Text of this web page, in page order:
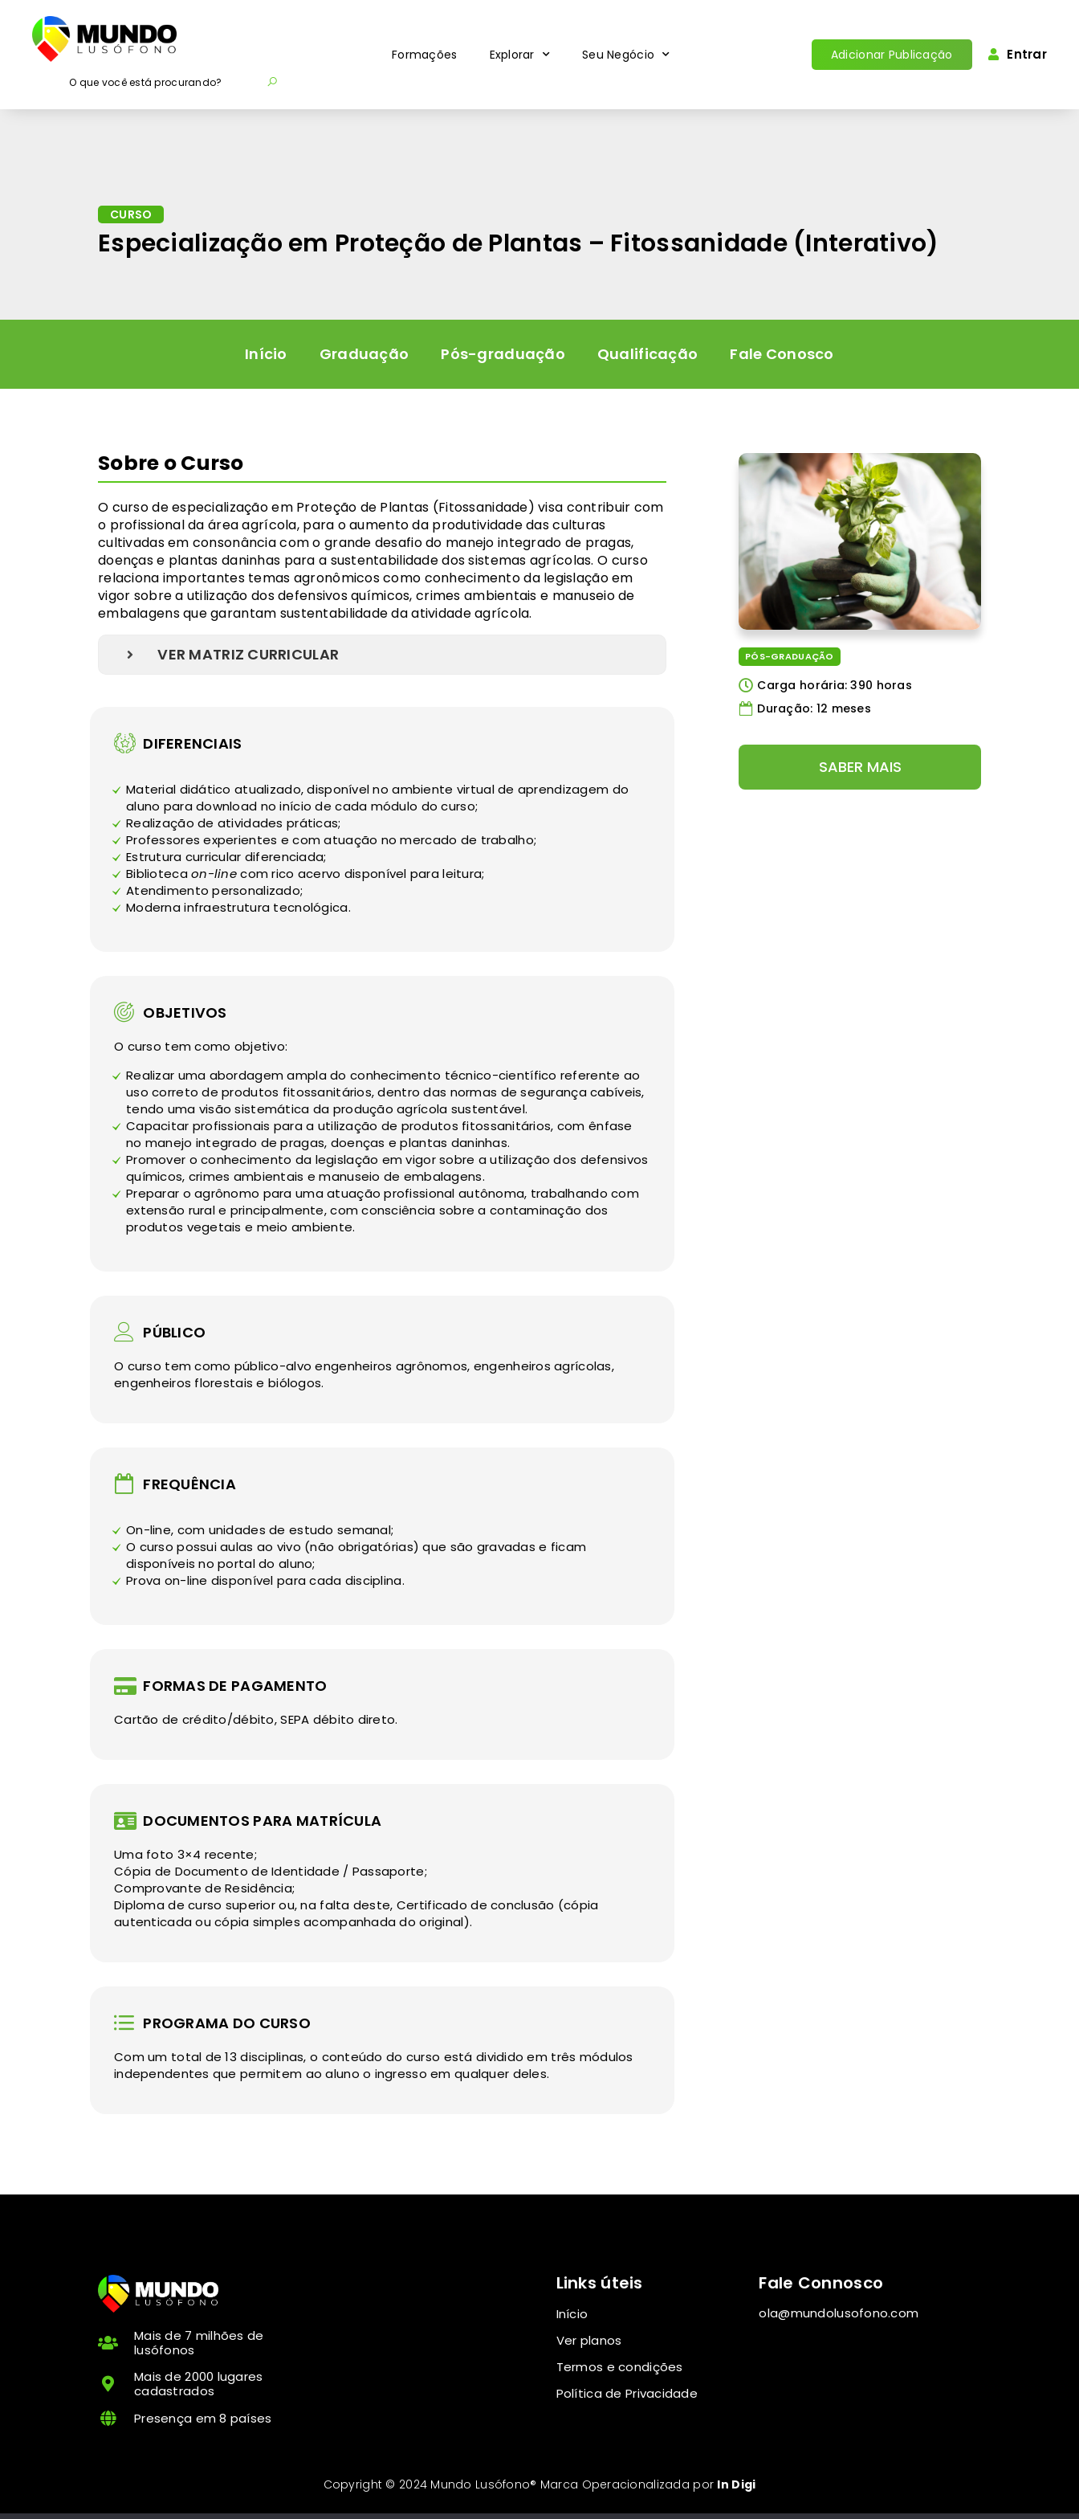
O que você está procurando?
Formações Explorar Seu Negócio Adicionar Publicação Entrar
CURSO
Especialização em Proteção de Plantas – Fitossanidade (Interativo)
Início Graduação Pós-graduação Qualificação Fale Conosco
Sobre o Curso
O curso de especialização em Proteção de Plantas (Fitossanidade) visa contribuir com
o profissional da área agrícola, para o aumento da produtividade das culturas
cultivadas em consonância com o grande desafio do manejo integrado de pragas,
doenças e plantas daninhas para a sustentabilidade dos sistemas agrícolas. O curso
relaciona importantes temas agronômicos como conhecimento da legislação em
vigor sobre a utilização dos defensivos químicos, crimes ambientais e manuseio de
embalagens que garantam sustentabilidade da atividade agrícola.
VER MATRIZ CURRICULAR
DIFERENCIAIS
Material didático atualizado, disponível no ambiente virtual de aprendizagem do
aluno para download no início de cada módulo do curso;
Realização de atividades práticas;
Professores experientes e com atuação no mercado de trabalho;
Estrutura curricular diferenciada;
Bibliotecaon-linecom rico acervo disponível para leitura;
Atendimento personalizado;
Moderna infraestrutura tecnológica.
OBJETIVOS
O curso tem como objetivo:
Realizar uma abordagem ampla do conhecimento técnico-científico referente ao
uso correto de produtos fitossanitários, dentro das normas de segurança cabíveis,
tendo uma visão sistemática da produção agrícola sustentável.
Capacitar profissionais para a utilização de produtos fitossanitários, com ênfase
no manejo integrado de pragas, doenças e plantas daninhas.
Promover o conhecimento da legislação em vigor sobre a utilização dos defensivos
químicos, crimes ambientais e manuseio de embalagens.
Preparar o agrônomo para uma atuação profissional autônoma, trabalhando com
extensão rural e principalmente, com consciência sobre a contaminação dos
produtos vegetais e meio ambiente.
PÚBLICO
O curso tem como público-alvo engenheiros agrônomos, engenheiros agrícolas,
engenheiros florestais e biólogos.
FREQUÊNCIA
On-line, com unidades de estudo semanal;
O curso possui aulas ao vivo (não obrigatórias) que são gravadas e ficam
disponíveis no portal do aluno;
Prova on-line disponível para cada disciplina.
FORMAS DE PAGAMENTO
Cartão de crédito/débito, SEPA débito direto.
DOCUMENTOS PARA MATRÍCULA
Uma foto 3×4 recente;
Cópia de Documento de Identidade / Passaporte;
Comprovante de Residência;
Diploma de curso superior ou, na falta deste, Certificado de conclusão (cópia
autenticada ou cópia simples acompanhada do original).
PROGRAMA DO CURSO
Com um total de 13 disciplinas, o conteúdo do curso está dividido em três módulos
independentes que permitem ao aluno o ingresso em qualquer deles.
PÓS-GRADUAÇÃO
Carga horária: 390 horas
Duração: 12 meses
SABER MAIS
Mais de 7 milhões de
lusófonos
Mais de 2000 lugares
cadastrados
Presença em 8 países
Links úteis
Início
Ver planos
Termos e condições
Política de Privacidade
Fale Connosco
ola@mundolusofono.com
Copyright © 2024 Mundo Lusófono® Marca Operacionalizada por In Digi